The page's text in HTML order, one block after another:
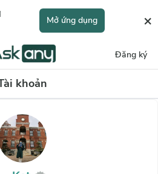
Mở ứng dụng ×
Đăng ký
khoản